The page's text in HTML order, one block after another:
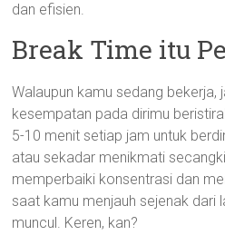
dan efisien.
Break Time itu
Walaupun kamu sedang bekerja,
kesempatan pada dirimu
5-10 menit setiap jam untuk
atau sekadar menikmati
memperbaiki konsentrasi dan
saat kamu menjauh sejenak dari
muncul. Keren, kan?